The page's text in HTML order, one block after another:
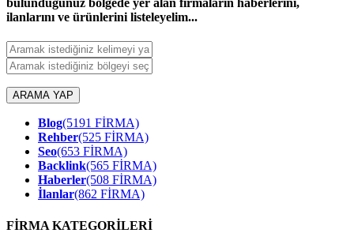
bulunduğunuz bölgede yer alan firmaların haberlerini,
ilanlarını ve ürünlerini listeleyelim...
ARAMA YAP
Blog(5191 FİRMA)
Rehber(525 FİRMA)
Seo(653 FİRMA)
Backlink(565 FİRMA)
Haberler(508 FİRMA)
İlanlar(862 FİRMA)
FİRMA KATEGORİLERİ